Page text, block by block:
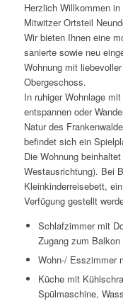
Herzlich Willkommen
Mitwitzer Ortsteil
Wir bieten Ihnen eine
sanierte sowie neu
Wohnung mit
Obergeschoss.
In ruhiger Wohnlage
entspannen oder
Natur des
befindet sich ein
Die Wohnung
Westausrichtung). Bei
Kleinkinderreisebett,
Verfügung gestellt
Schlafzimmer mit
Zugang zum Balkon
Wohn-/ Esszimmer
Küche mit
Spülmaschine,